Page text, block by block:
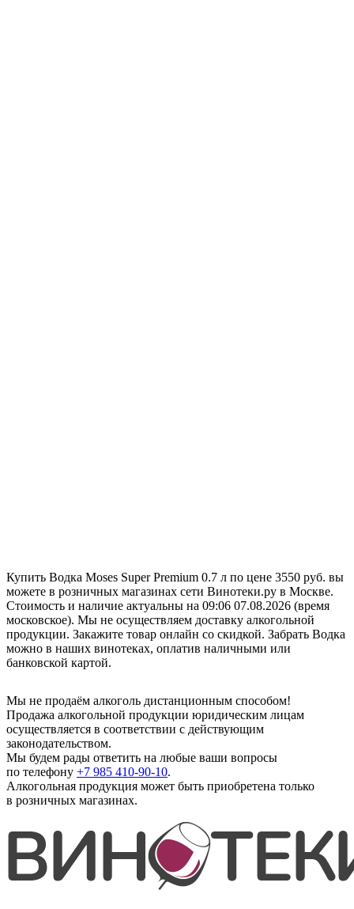
Купить Водка Moses Super Premium 0.7 л по цене 3550 руб. вы
можете в розничных магазинах сети Винотеки.ру в Москве.
Стоимость и наличие актуальны на 09:06 07.08.2026 (время
московское). Мы не осуществляем доставку алкогольной
продукции. Закажите товар онлайн со скидкой. Забрать Водка
можно в наших винотеках, оплатив наличными или
банковской картой.
Мы не продаём алкоголь дистанционным способом!
Продажа алкогольной продукции юридическим лицам
осуществляется в соответствии с действующим
законодательством.
Мы будем рады ответить на любые ваши вопросы
по телефону +7 985 410-90-10.
Алкогольная продукция может быть приобретена только
в розничных магазинах.